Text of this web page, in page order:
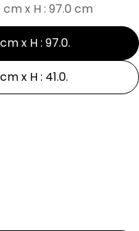
cm x H : 97.0 cm
x H : 97.0.
x H : 41.0.